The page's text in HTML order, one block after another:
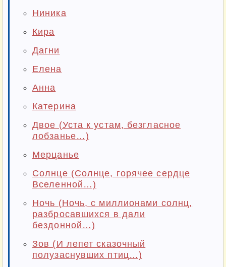
Ниника
Кира
Дагни
Елена
Анна
Катерина
Двое (Уста к устам, безгласное
лобзанье…)
Мерцанье
Солнце (Солнце, горячее сердце
Вселенной…)
Ночь (Ночь, с миллионами солнц,
разбросавшихся в дали
бездонной…)
Зов (И лепет сказочный
полузаснувших птиц…)